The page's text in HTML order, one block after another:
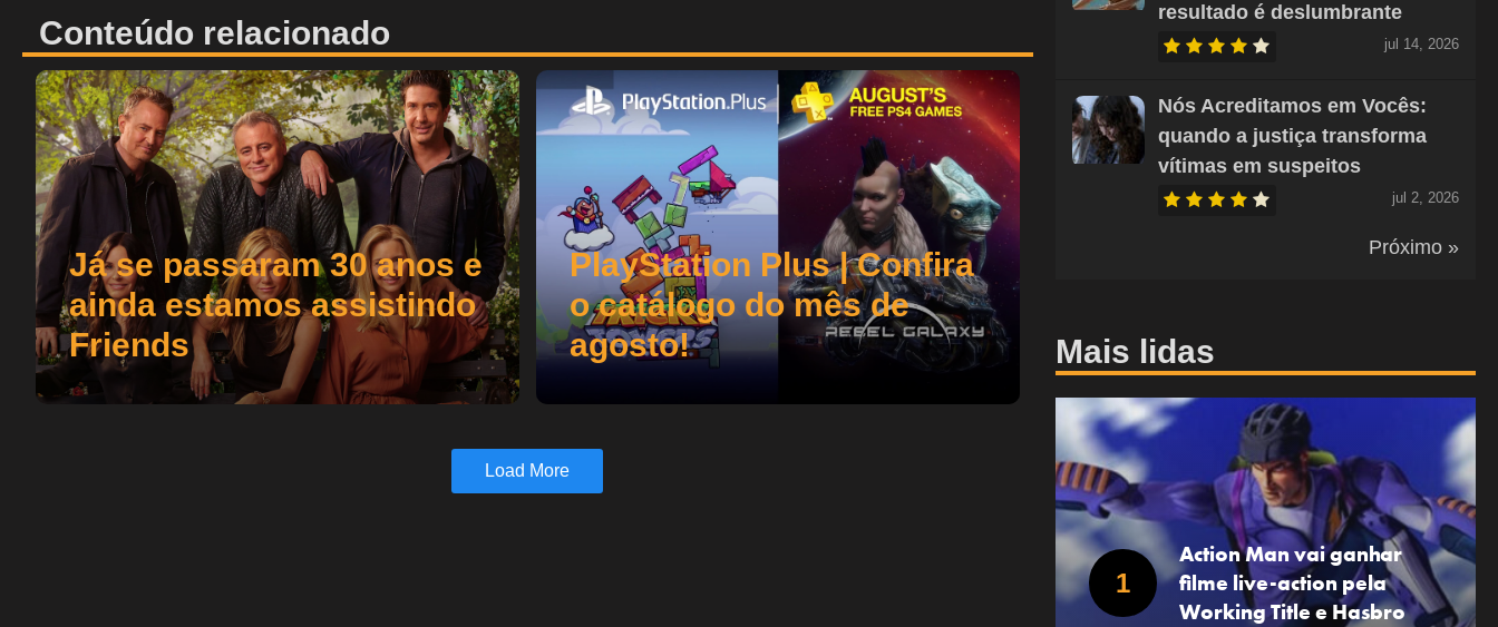
Conteúdo relacionado
Já se passaram 30 anos e
ainda estamos assistindo
Friends
PlayStation Plus | Confira
o catálogo do mês de
agosto!
Load More
resultado é deslumbrante
jul 14, 2026
Nós Acreditamos em Vocês:
quando a justiça transforma
vítimas em suspeitos
jul 2, 2026
Próximo »
Mais lidas
Action Man vai ganhar
filme live-action pela
Working Title e Hasbro